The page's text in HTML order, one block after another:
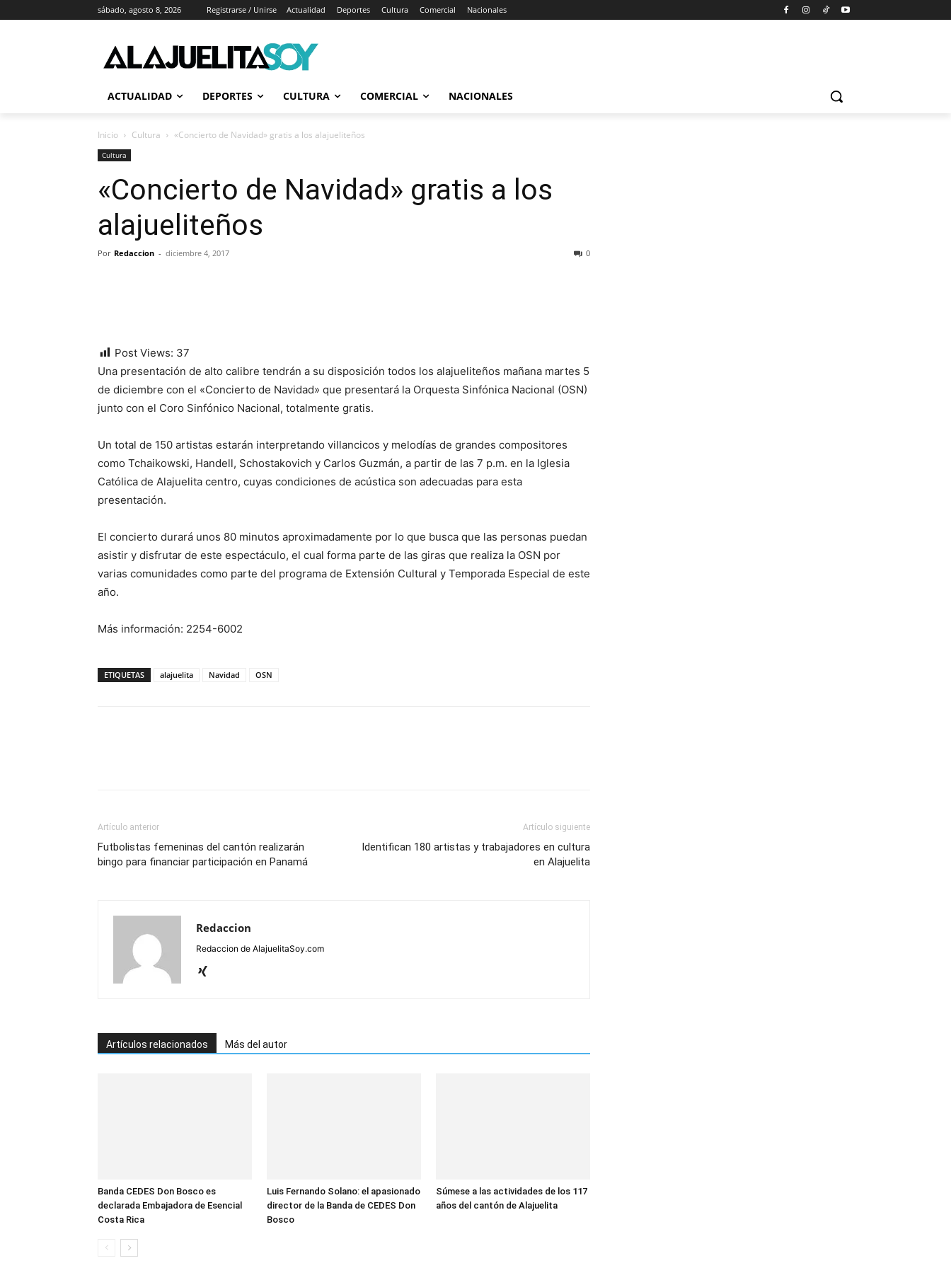
sábado, agosto 8, 2026 Registrarse / Unirse Actualidad Deportes Cultura Comercial Nacionales
ACTUALIDAD DEPORTES CULTURA COMERCIAL NACIONALES
Inicio Cultura «Concierto de Navidad» gratis a los alajueliteños
Cultura
«Concierto de Navidad» gratis a los
alajueliteños
Por Redaccion - diciembre 4, 2017 0
Post Views: 37
Una presentación de alto calibre tendrán a su disposición todos los alajueliteños mañana martes 5
de diciembre con el «Concierto de Navidad» que presentará la Orquesta Sinfónica Nacional (OSN)
junto con el Coro Sinfónico Nacional, totalmente gratis.
Un total de 150 artistas estarán interpretando villancicos y melodías de grandes compositores
como Tchaikowski, Handell, Schostakovich y Carlos Guzmán, a partir de las 7 p.m. en la Iglesia
Católica de Alajuelita centro, cuyas condiciones de acústica son adecuadas para esta
presentación.
El concierto durará unos 80 minutos aproximadamente por lo que busca que las personas puedan
asistir y disfrutar de este espectáculo, el cual forma parte de las giras que realiza la OSN por
varias comunidades como parte del programa de Extensión Cultural y Temporada Especial de este
año.
Más información: 2254-6002
ETIQUETAS alajuelita Navidad OSN
Artículo anterior
Futbolistas femeninas del cantón realizarán
bingo para financiar participación en Panamá
Artículo siguiente
Identifican 180 artistas y trabajadores en cultura
en Alajuelita
Redaccion
Redaccion de AlajuelitaSoy.com
Artículos relacionados Más del autor
Banda CEDES Don Bosco es
declarada Embajadora de Esencial
Costa Rica
Luis Fernando Solano: el apasionado
director de la Banda de CEDES Don
Bosco
Súmese a las actividades de los 117
años del cantón de Alajuelita